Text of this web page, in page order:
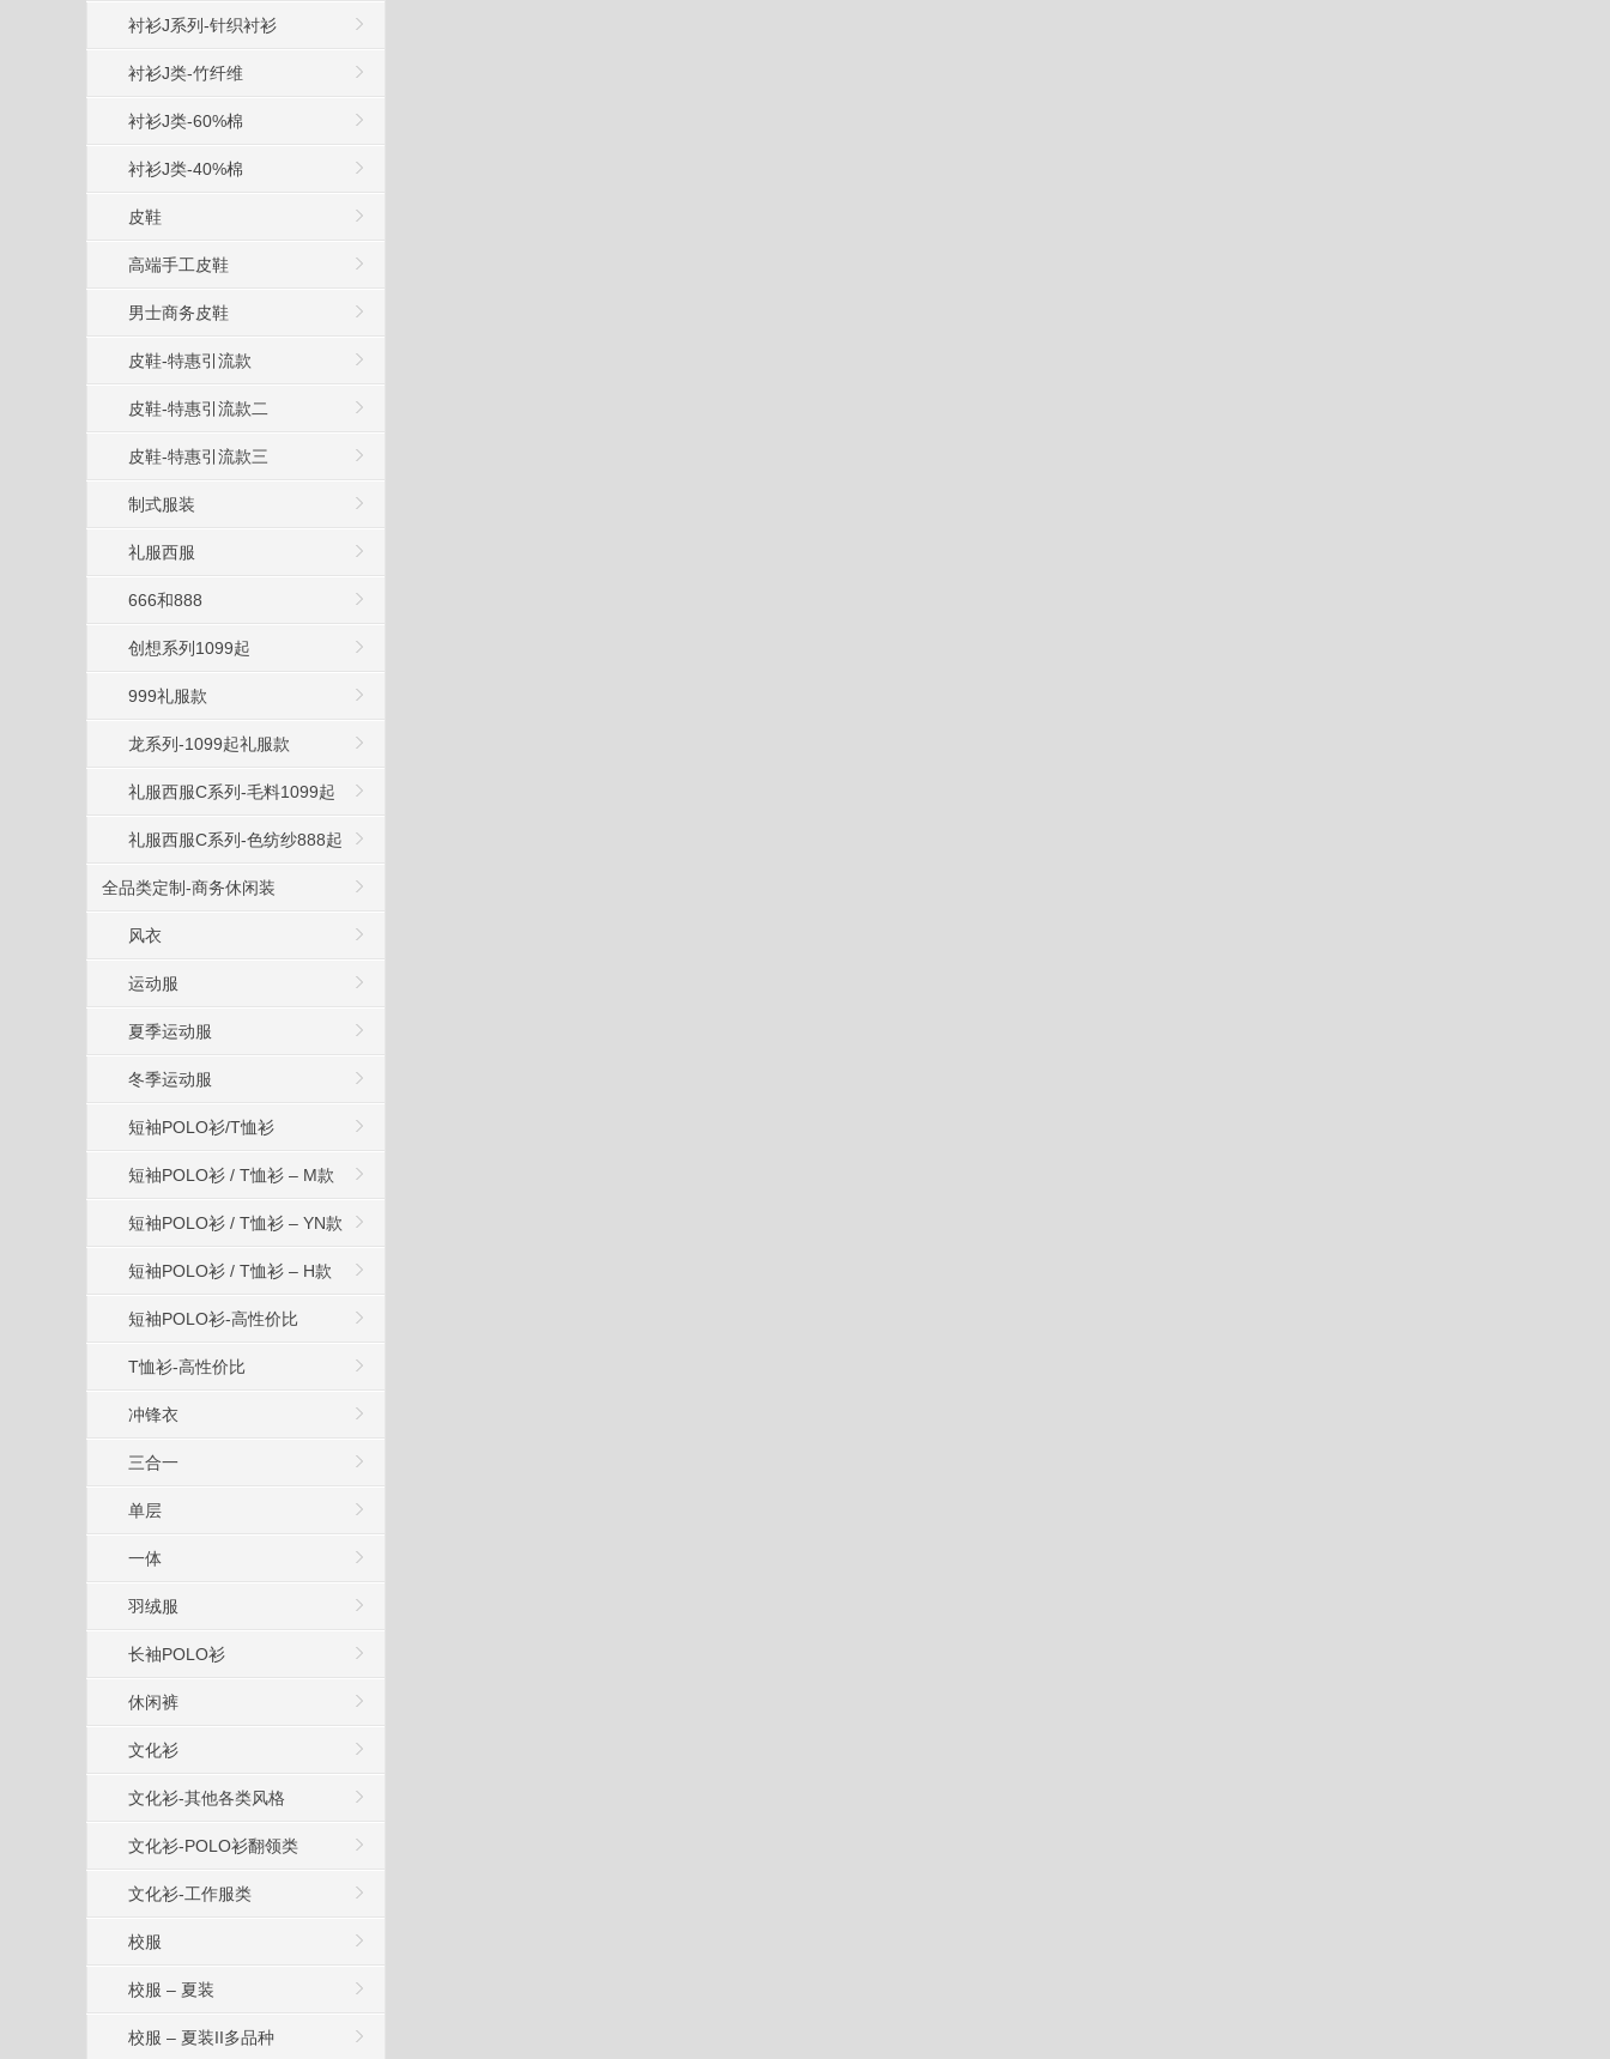
衬衫J系列-针织衬衫
衬衫J类-竹纤维
衬衫J类-60%棉
衬衫J类-40%棉
皮鞋
高端手工皮鞋
男士商务皮鞋
皮鞋-特惠引流款
皮鞋-特惠引流款二
皮鞋-特惠引流款三
制式服装
礼服西服
666和888
创想系列1099起
999礼服款
龙系列-1099起礼服款
礼服西服C系列-毛料1099起
礼服西服C系列-色纺纱888起
全品类定制-商务休闲装
风衣
运动服
夏季运动服
冬季运动服
短袖POLO衫/T恤衫
短袖POLO衫 / T恤衫 – M款
短袖POLO衫 / T恤衫 – YN款
短袖POLO衫 / T恤衫 – H款
短袖POLO衫-高性价比
T恤衫-高性价比
冲锋衣
三合一
单层
一体
羽绒服
长袖POLO衫
休闲裤
文化衫
文化衫-其他各类风格
文化衫-POLO衫翻领类
文化衫-工作服类
校服
校服 – 夏装
校服 – 夏装II多品种